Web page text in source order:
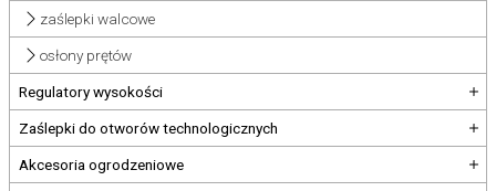
zaślepki walcowe
osłony prętów
Regulatory wysokości
Zaślepki do otworów technologicznych
Akcesoria ogrodzeniowe